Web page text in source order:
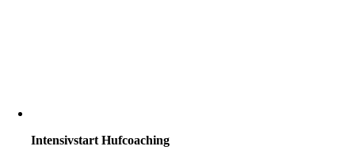
Intensivstart Hufcoaching